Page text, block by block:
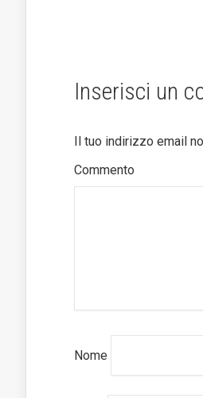
Inserisci un
Il tuo indirizzo email
Commento
Nome